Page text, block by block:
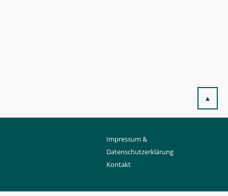
▲
Impressum &
Datenschutzerklärung
Kontakt